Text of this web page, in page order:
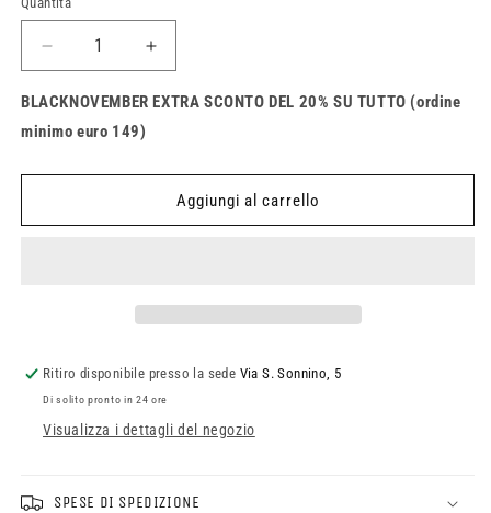
Quantità
Diminuisci
quantità
per
Guanti
Flexair
Aumenta
quantità
per
Flexair
BLACKNOVEMBER EXTRA SCONTO DEL 20% SU TUTTO (ordine
minimo euro 149)
Aggiungi al carrello
Ritiro disponibile presso la sede Via S. Sonnino, 5
Di solito pronto in 24 ore
Visualizza i dettagli del negozio
SPESE DI SPEDIZIONE